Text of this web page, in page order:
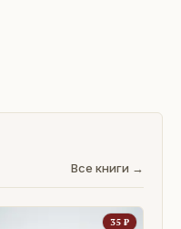
Все книги →
35 ₽